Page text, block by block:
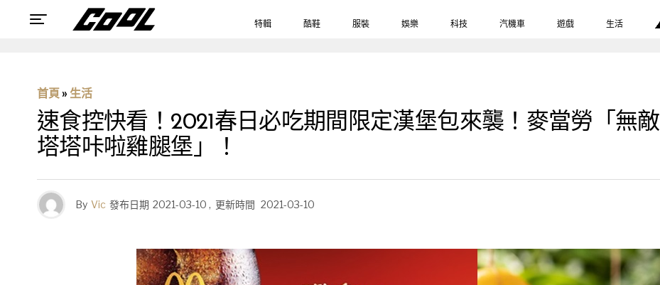
特輯 酷鞋 服裝 娛樂 科技 汽機車 遊戲 生活
首頁 » 生活
速食控快看！2021春日必吃期間限定漢堡包來襲！麥當勞「無
塔塔咔啦雞腿堡」！
By Vic 發布日期 2021-03-10 , 更新時間 2021-03-10